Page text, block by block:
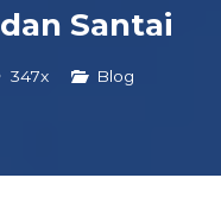
Santai
347x Blog